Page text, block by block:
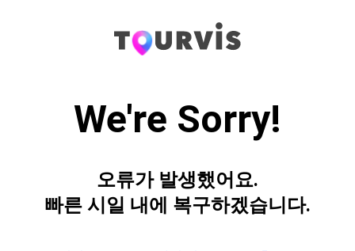
We're Sorry!
오류가 발생했어요.
빠른 시일 내에 복구하겠습니다.